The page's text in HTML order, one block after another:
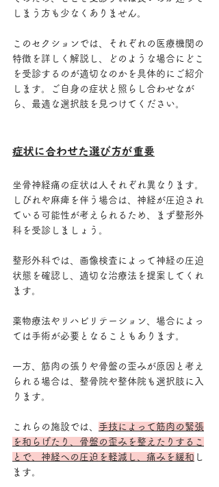
しまう方も少なくありません。
このセクションでは、それぞれの医療機関の
特徴を詳しく解説し、どのような場合にどこ
を受診するのが適切なのかを具体的にご紹介
します。ご自身の症状と照らし合わせなが
ら、最適な選択肢を見つけてください。
症状に合わせた選び方が重要
坐骨神経痛の症状は人それぞれ異なります。
しびれや麻痺を伴う場合は、神経が圧迫され
ている可能性が考えられるため、まず整形外
科を受診しましょう。
整形外科では、画像検査によって神経の圧迫
状態を確認し、適切な治療法を提案してくれ
ます。
薬物療法やリハビリテーション、場合によっ
ては手術が必要となることもあります。
一方、筋肉の張りや骨盤の歪みが原因と考え
られる場合は、整骨院や整体院も選択肢に入
ります。
これらの施設では、 手技によって筋肉の緊張
を和らげたり、骨盤の歪みを整えたりするこ
とで、神経への圧迫を軽減し、痛みを緩和 し
ます。